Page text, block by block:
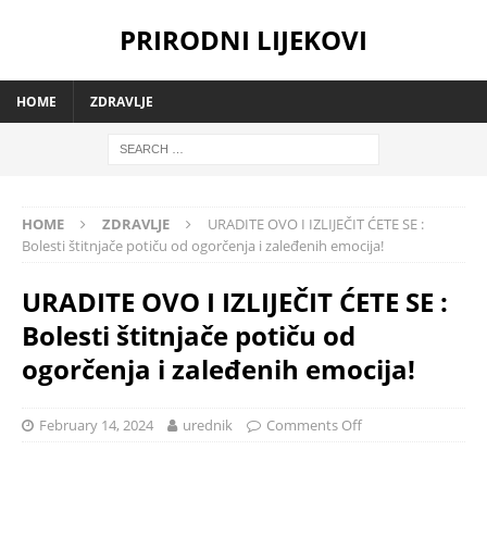
PRIRODNI LIJEKOVI
HOME ZDRAVLJE
HOME ZDRAVLJE
URADITE OVO I IZLIJEČIT ĆETE SE :
Bolesti štitnjače potiču od ogorčenja i zaleđenih emocija!
URADITE OVO I IZLIJEČIT ĆETE SE :
Bolesti štitnjače potiču od
ogorčenja i zaleđenih emocija!
February 14, 2024 urednik Comments Off